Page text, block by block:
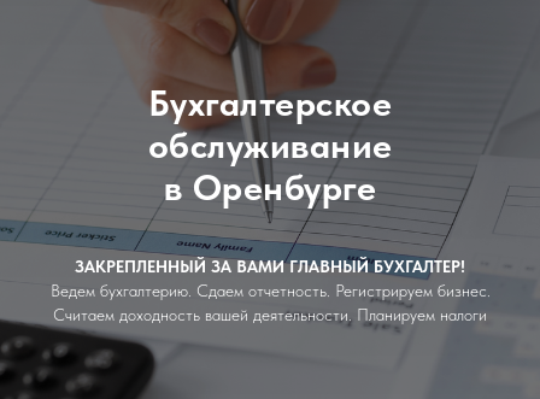
Бухгалтерское
обслуживание
в Оренбурге
ЗАКРЕПЛЕННЫЙ ЗА ВАМИ ГЛАВНЫЙ БУХГАЛТЕР!
Ведем бухгалтерию. Сдаем отчетность. Регистрируем бизнес.
Считаем доходность вашей деятельности. Планируем налоги